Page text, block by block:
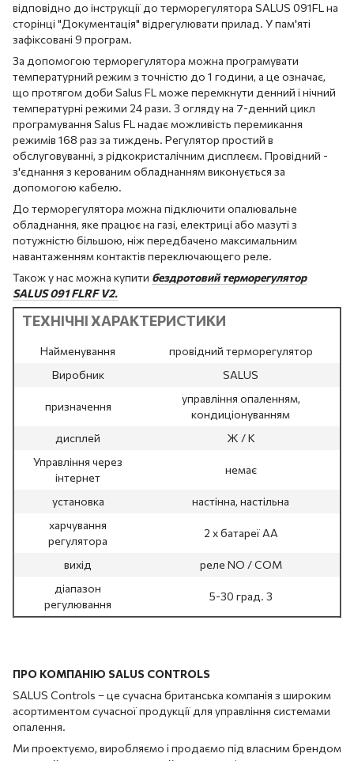
відповідно до інструкції до терморегулятора SALUS 091FL на
сторінці "Документація" відрегулювати прилад. У пам'яті
зафіксовані 9 програм.
За допомогою терморегулятора можна програмувати
температурний режим з точністю до 1 години, а це означає,
що протягом доби Salus FL може перемкнути денний і нічний
температурні режими 24 рази. З огляду на 7-денний цикл
програмування Salus FL надає можливість перемикання
режимів 168 раз за тиждень. Регулятор простий в
обслуговуванні, з рідкокристалічним дисплеєм. Провідний -
з'єднання з керованим обладнанням виконується за
допомогою кабелю.
До терморегулятора можна підключити опалювальне
обладнання, яке працює на газі, електриці або мазуті з
потужністю більшою, ніж передбачено максимальним
навантаженням контактів переключающего реле.
Також у нас можна купити бездротовий терморегулятор
SALUS 091 FLRF V2.
ТЕХНІЧНІ ХАРАКТЕРИСТИКИ
Найменування
провідний терморегулятор
Виробник
SALUS
призначення
управління опаленням,
кондиціонуванням
дисплей
Ж / К
Управління через
інтернет
немає
установка
настінна, настільна
харчування
регулятора
2 x батареї AA
вихід
реле NO / COM
діапазон
регулювання
5-30 град. З
ПРО КОМПАНІЮ SALUS CONTROLS
SALUS Controls – це сучасна британська компанія з широким
асортиментом сучасної продукції для управління системами
опалення.
Ми проектуємо, виробляємо і продаємо під власним брендом